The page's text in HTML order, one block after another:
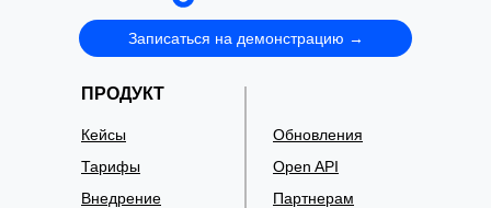
ПРОДУКТ
Внедрение
Обновления
Open API
Кейсы
Тарифы
Партнерам
Записаться на демонстрацию →